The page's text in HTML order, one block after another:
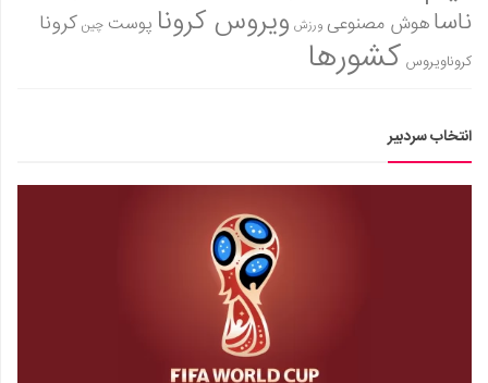
ناساهوش مصنوعی ورزش ویروس کرونا پوست چین کرونا
کروناویروس کشورها
انتخاب سردبیر